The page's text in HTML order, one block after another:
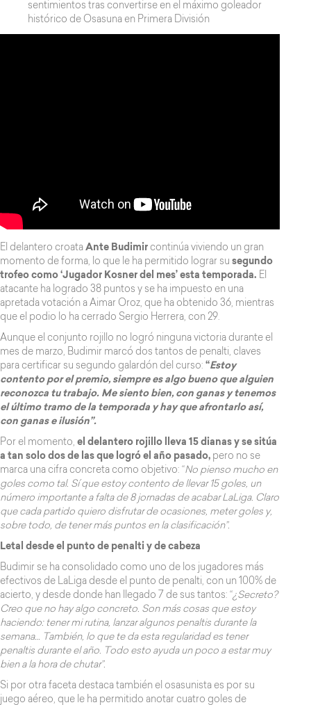
sentimientos tras convertirse en el máximo goleador
histórico de Osasuna en Primera División
El delantero croata Ante Budimir continúa viviendo un gran
momento de forma, lo que le ha permitido lograr su segundo
trofeo como ‘Jugador Kosner del mes’ esta temporada. El
atacante ha logrado 38 puntos y se ha impuesto en una
apretada votación a Aimar Oroz, que ha obtenido 36, mientras
que el podio lo ha cerrado Sergio Herrera, con 29.
Aunque el conjunto rojillo no logró ninguna victoria durante el
mes de marzo, Budimir marcó dos tantos de penalti, claves
para certificar su segundo galardón del curso: “Estoy
contento por el premio, siempre es algo bueno que alguien
reconozca tu trabajo. Me siento bien, con ganas y tenemos
el último tramo de la temporada y hay que afrontarlo así,
con ganas e ilusión”.
Por el momento, el delantero rojillo lleva 15 dianas y se sitúa
a tan solo dos de las que logró el año pasado, pero no se
marca una cifra concreta como objetivo: “No pienso mucho en
goles como tal. Sí que estoy contento de llevar 15 goles, un
número importante a falta de 8 jornadas de acabar LaLiga. Claro
que cada partido quiero disfrutar de ocasiones, meter goles y,
sobre todo, de tener más puntos en la clasificación”.
Letal desde el punto de penalti y de cabeza
Budimir se ha consolidado como uno de los jugadores más
efectivos de LaLiga desde el punto de penalti, con un 100% de
acierto, y desde donde han llegado 7 de sus tantos: “¿Secreto?
Creo que no hay algo concreto. Son más cosas que estoy
haciendo: tener mi rutina, lanzar algunos penaltis durante la
semana… También, lo que te da esta regularidad es tener
penaltis durante el año. Todo esto ayuda un poco a estar muy
bien a la hora de chutar”.
Si por otra faceta destaca también el osasunista es por su
juego aéreo, que le ha permitido anotar cuatro goles de